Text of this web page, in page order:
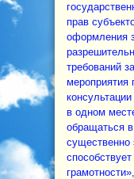
прав
оформления
требований
мероприятия
в одном
обращаться
существенно